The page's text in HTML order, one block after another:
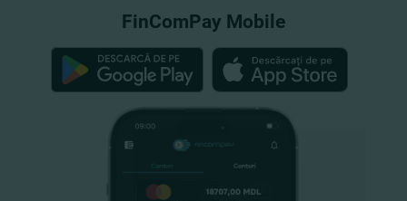
FinComPay Mobile